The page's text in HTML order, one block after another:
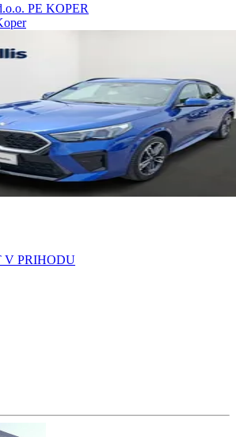
PE KOPER
V PRIHODU